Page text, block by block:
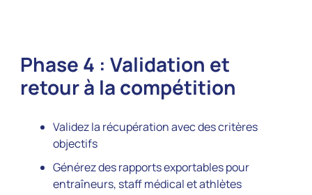
Phase 4 : Validation et
retour à la compétition
Validez la récupération avec des critères
objectifs
Générez des rapports exportables pour
entraîneurs, staff médical et athlètes